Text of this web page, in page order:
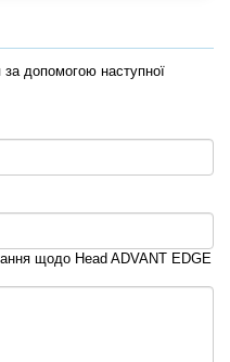
допомогою наступної
щодо Head ADVANT EDGE